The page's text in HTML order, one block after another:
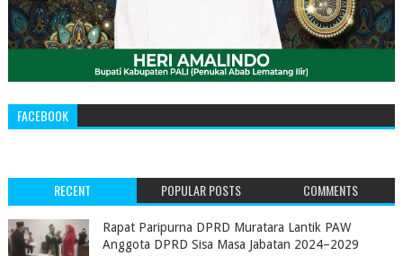
FACEBOOK
RECENT POPULAR POSTS COMMENTS
‎Rapat Paripurna DPRD Muratara Lantik PAW
Anggota DPRD Sisa Masa Jabatan 2024–2029 ‎